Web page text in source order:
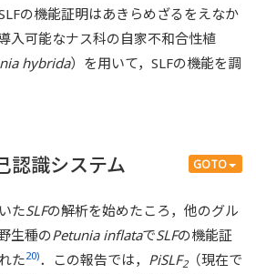
の機能証明はあきらめざるをえなか
入可能なナス科の自家不和合性植
hybrida）を用いて，SLFの機能を調
GOTO
識システム
たSLFの解析を始めたころ，他のグル
生種のPetunia inflataでSLFの機能証
た20)．この報告では， PiSLF2（現在で